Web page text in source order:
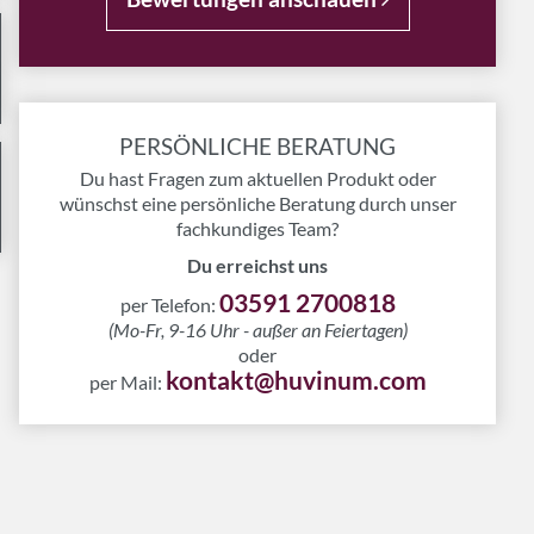
PERSÖNLICHE BERATUNG
Du hast Fragen zum aktuellen Produkt oder
wünschst eine persönliche Beratung durch unser
fachkundiges Team?
Du erreichst uns
per Telefon: 03591 2700818
(Mo-Fr, 9-16 Uhr - außer an Feiertagen)
oder
per Mail: kontakt@huvinum.com